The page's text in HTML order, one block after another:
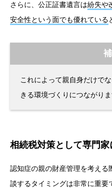
さらに、公正証書遺言は紛失や
安全性という面でも優れている
これによって親自身だけで
きる環境づくりにつながりま
相続税対策として専門
認知症の親の財産管理を考える
談するタイミングは非常に重要